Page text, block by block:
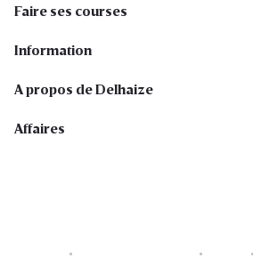
Faire ses courses
Information
A propos de Delhaize
Affaires